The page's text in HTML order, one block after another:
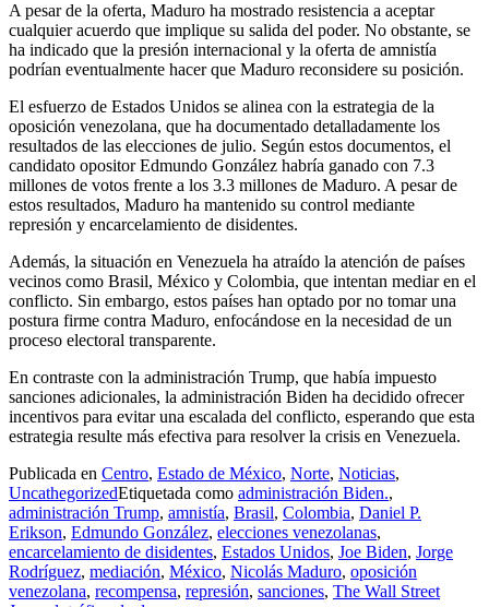
A pesar de la oferta, Maduro ha mostrado resistencia a aceptar
cualquier acuerdo que implique su salida del poder. No obstante, se
ha indicado que la presión internacional y la oferta de amnistía
podrían eventualmente hacer que Maduro reconsidere su posición.
El esfuerzo de Estados Unidos se alinea con la estrategia de la
oposición venezolana, que ha documentado detalladamente los
resultados de las elecciones de julio. Según estos documentos, el
candidato opositor Edmundo González habría ganado con 7.3
millones de votos frente a los 3.3 millones de Maduro. A pesar de
estos resultados, Maduro ha mantenido su control mediante
represión y encarcelamiento de disidentes.
Además, la situación en Venezuela ha atraído la atención de países
vecinos como Brasil, México y Colombia, que intentan mediar en el
conflicto. Sin embargo, estos países han optado por no tomar una
postura firme contra Maduro, enfocándose en la necesidad de un
proceso electoral transparente.
En contraste con la administración Trump, que había impuesto
sanciones adicionales, la administración Biden ha decidido ofrecer
incentivos para evitar una escalada del conflicto, esperando que esta
estrategia resulte más efectiva para resolver la crisis en Venezuela.
Publicada en Centro, Estado de México, Norte, Noticias,
UncathegorizedEtiquetada como administración Biden.,
administración Trump, amnistía, Brasil, Colombia, Daniel P.
Erikson, Edmundo González, elecciones venezolanas,
encarcelamiento de disidentes, Estados Unidos, Joe Biden, Jorge
Rodríguez, mediación, México, Nicolás Maduro, oposición
venezolana, recompensa, represión, sanciones, The Wall Street